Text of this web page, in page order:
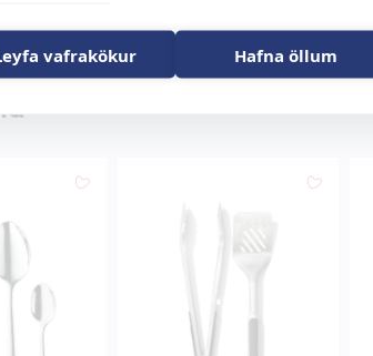
vafrakökur Hafna öllum